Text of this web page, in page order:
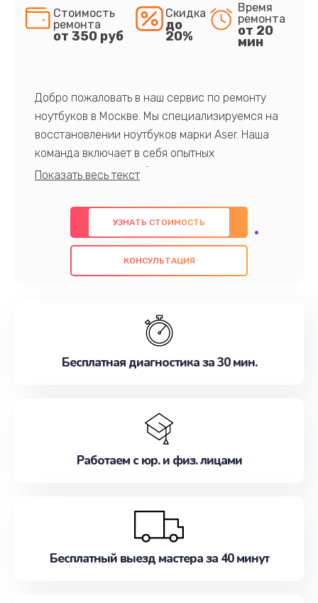
Стоимость
ремонта
от 350 руб
Скидка
до
20%
Время
ремонта
от 20
мин
Добро пожаловать в наш сервис по ремонту
ноутбуков в Москве. Мы специализируемся на
восстановлении ноутбуков марки Aser. Наша
команда включает в себя опытных
профессионалов с обширными знаниями и
предлагаем быстрый и качественный ремонт с
использованием оригинальных компонентов, а
также гарантируем качество всех
проведенных работ. Наша цель - предоставить
наилучшим образом. Не медлите записаться на
УЗНАТЬ СТОИМОСТЬ
КОНСУЛЬТАЦИЯ
Бесплатная диагностика за 30 мин.
Работаем с юр. и физ. лицами
Бесплатный выезд мастера за 40 минут